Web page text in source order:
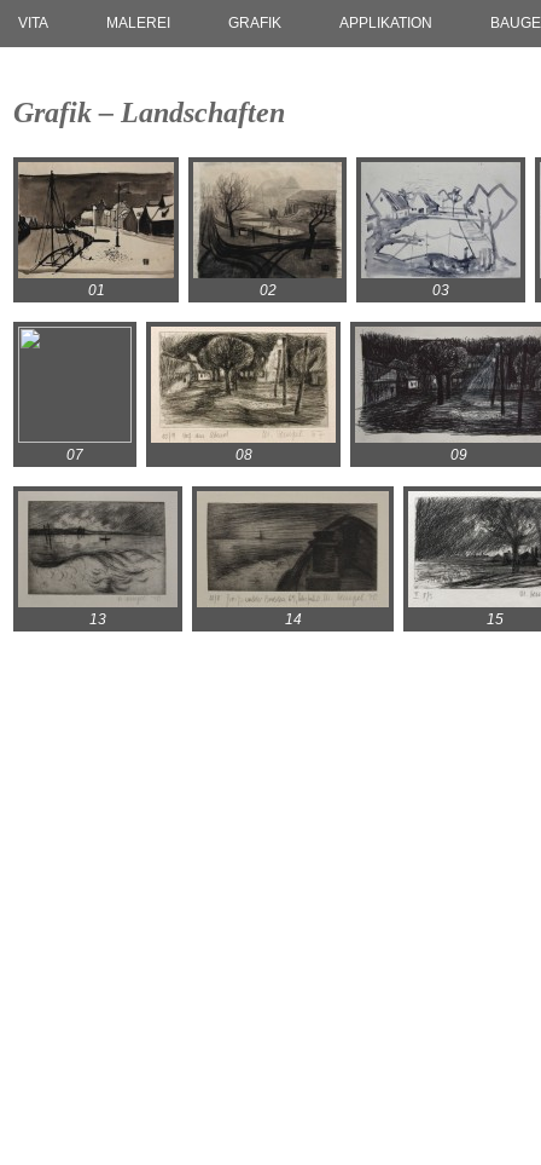
VITA MALEREI GRAFIK APPLIKATION
Grafik – Landschaften
01 02 03
07 08 09
13 14 15